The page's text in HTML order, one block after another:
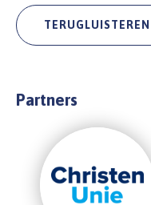
TERUGLUISTEREN
Partners